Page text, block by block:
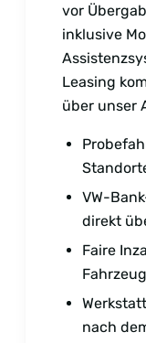
vor
inklusive
Leasing
über unser
VW-
direkt
Faire
nach